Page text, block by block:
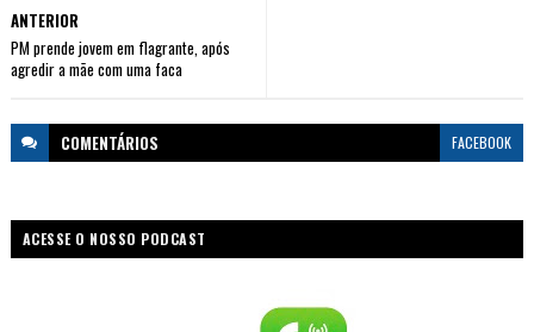
ANTERIOR
PM prende jovem em flagrante, após
agredir a mãe com uma faca
COMENTÁRIOS FACEBOOK
ACESSE O NOSSO PODCAST